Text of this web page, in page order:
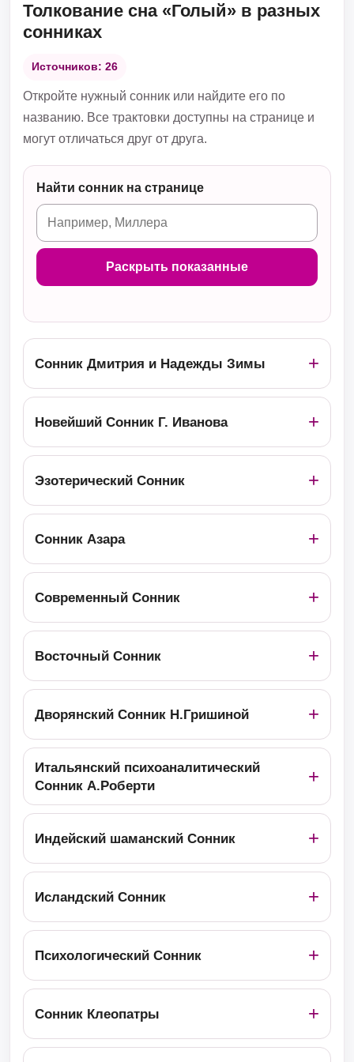
Толкование сна «Голый» в разных
сонниках
Источников: 26
Откройте нужный сонник или найдите его по
названию. Все трактовки доступны на странице и
могут отличаться друг от друга.
Найти сонник на странице
Раскрыть показанные
Сонник Дмитрия и Надежды Зимы
Новейший Сонник Г. Иванова
Эзотерический Сонник
Сонник Азара
Современный Сонник
Восточный Сонник
Дворянский Сонник Н.Гришиной
Итальянский психоаналитический
Сонник А.Роберти
Индейский шаманский Сонник
Исландский Сонник
Психологический Сонник
Сонник Клеопатры